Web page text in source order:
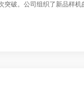
突破。公司组织了新品样